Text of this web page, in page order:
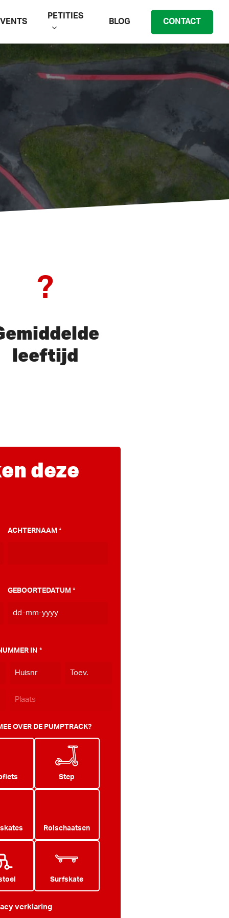
PETITIES
BLOG CONTACT
?
leeftijd
deze
ACHTERNAAM *
GEBOORTEDATUM *
MM
IN *
OVER DE PUMPTRACK?
Step
Rolschaatsen
Surfskate
verklaring